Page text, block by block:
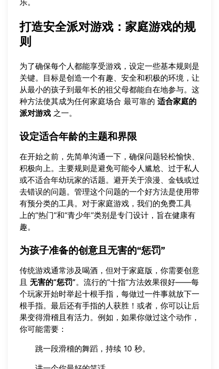
打造安全派对游戏：家庭游戏的规
则
为了确保每个人都能享受游戏，设定一些基本规则是
关键。目标是创造一个有趣、安全和积极的环境，让
从最小的孩子到最年长的祖父母都能自在地参与。这
种方法使其成为任何家庭场合 最可靠的 适合家庭的
派对游戏 之一。
设定适合年龄的主题和界限
在开始之前，先简单沟通一下，确保问题轻松愉快、
积极向上。主要规则是避免可能令人尴尬、过于私人
或不适合年幼玩家的话题。避开关于浪漫、金钱或过
去错误的问题。管理这个问题的一个好方法是使用带
有预分类的工具。对于家庭游戏， 我们的免费工具
上的“热门”和“青少年”类别是专门设计，旨在健康有
趣。
为孩子准备的创意且无害的“惩罚”
传统游戏通常涉及喝酒，但对于家庭版，你需要创意
且 无害的“惩罚”。流行的“十指”方法效果很好——每
个玩家开始时举起十根手指，每做过一件事就放下一
根手指。最后还有手指的人获胜！或者，你可以让后
果变得滑稽且有活力。例如，如果你做过这个动作，
你可能需要：
跳一段滑稽的舞蹈，持续 10 秒。